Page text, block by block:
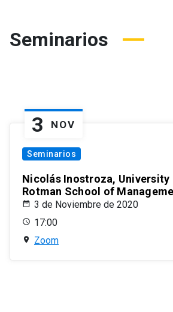
Seminarios
3 NOV
Seminarios
Nicolás Inostroza,
Rotman School of
3 de Noviembre de 2020
17:00
Zoom